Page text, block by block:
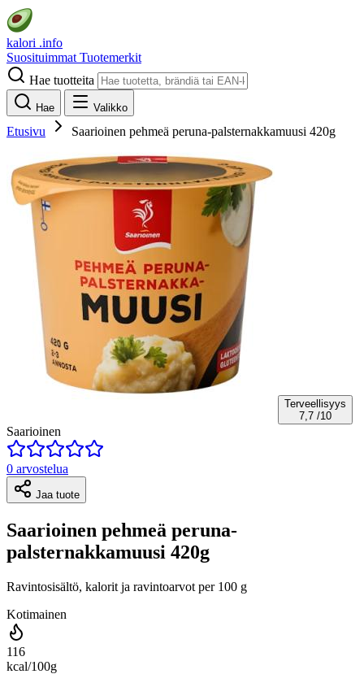
kalori .info
Suosituimmat Tuotemerkit
Hae tuotteita
Hae Valikko
Etusivu Saarioinen pehmeä peruna-palsternakkamuusi 420g
Terveellisyys
7,7 /10
Saarioinen
0 arvostelua
Jaa tuote
Saarioinen pehmeä peruna-
palsternakkamuusi 420g
Ravintosisältö, kalorit ja ravintoarvot per 100 g
Kotimainen
116
kcal/100g